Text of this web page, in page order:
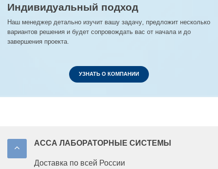
Индивидуальный подход
Наш менеджер детально изучит вашу задачу, предложит несколько
вариантов решения и будет сопровождать вас от начала и до
завершения проекта.
УЗНАТЬ О КОМПАНИИ
АССА ЛАБОРАТОРНЫЕ СИСТЕМЫ
Доставка по всей России